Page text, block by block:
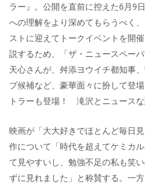
ラー』。公開を直前に控えた6月9
への理解をより深めてもらうべく
ストに迎えてトークイベントを開
説するため、「ザ・ニュースペー
天心さんが、舛添ヨウイチ都知事
プ候補など、豪華面々に扮して登
トラーも登場！ 滝沢とニュース
映画が「大大好きでほとんど毎日
作について「時代を超えてケミカ
て見やすいし、勉強不足の私も笑
ずに見れました」と称賛する。一